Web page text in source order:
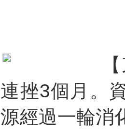
連挫3個月。
源經過一輪消